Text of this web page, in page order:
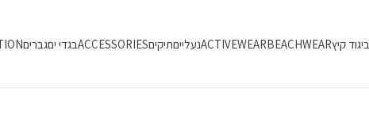
ביגוד קיץBEACHWEAR
ACTIVEWEARנעלייםתיקיםACCESSORIESבגדי יםגברים